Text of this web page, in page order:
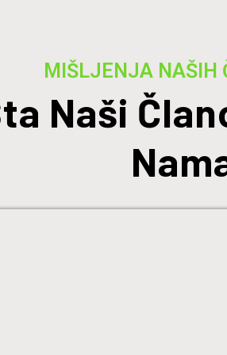
MIŠLJENJA NAŠIH
Naši